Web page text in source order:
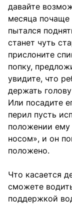
давайте
месяца почаще
пытался
станет чуть
прислоните
попку,
увидите, что
держать
Или посадите
перил пусть
положении ему
носом», и он
положено.
Что касается
сможете
поддержкой